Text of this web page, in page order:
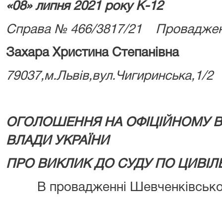
«08» липня 2021 року К-12
Справа № 466/3817/21
Захара Христина Степанівна
79037,м.Львів,вул.Чигиринська,1/2
ОГОЛОШЕННЯ НА ОФІЦІЙНОМУ
ВЛАДИ УКРАЇНИ
ПРО ВИКЛИК ДО СУДУ ПО
В провадженні